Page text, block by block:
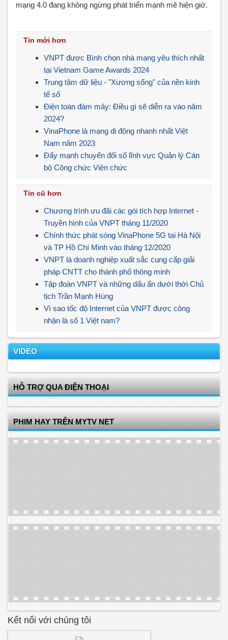
mạng 4.0 đang không ngừng phát triển mạnh mẽ hiện giờ.
Tin mới hơn
VNPT được Bình chọn nhà mạng yêu thích nhất
tại Vietnam Game Awards 2024
Trung tâm dữ liệu - "Xương sống" của nền kinh
tế số
Điện toán đám mây: Điều gì sẽ diễn ra vào năm
2024?
VinaPhone là mạng di động nhanh nhất Việt
Nam năm 2023
Đẩy mạnh chuyển đổi số lĩnh vực Quản lý Cán
bộ Công chức Viên chức
Tin cũ hơn
Chương trình ưu đãi các gói tích hợp Internet -
Truyền hình của VNPT tháng 11/2020
Chính thức phát sóng VinaPhone 5G tại Hà Nội
và TP Hồ Chí Minh vào tháng 12/2020
VNPT là doanh nghiệp xuất sắc cung cấp giải
pháp CNTT cho thành phố thông minh
Tập đoàn VNPT và những dấu ấn dưới thời Chủ
tịch Trần Mạnh Hùng
Vì sao tốc độ Internet của VNPT được công
nhận là số 1 Việt nam?
VIDEO
HỖ TRỢ QUA ĐIỆN THOẠI
PHIM HAY TRÊN MYTV NET
Kết nối với chúng tôi